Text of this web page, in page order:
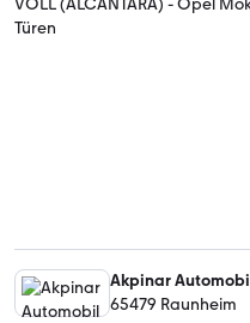
Akpinar
65479 Raunheim